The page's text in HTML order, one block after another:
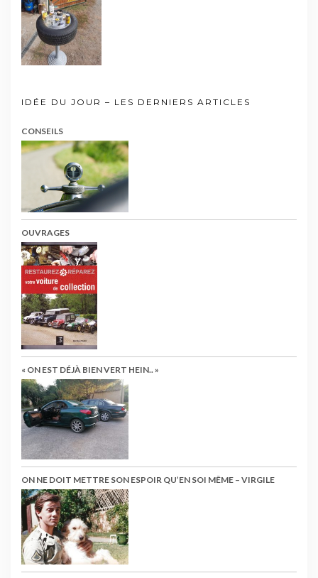
IDÉE DU JOUR – LES DERNIERS ARTICLES
CONSEILS
OUVRAGES
« ON EST DÉJÀ BIEN VERT HEIN.. »
ON NE DOIT METTRE SON ESPOIR QU’EN SOI MÊME – VIRGILE